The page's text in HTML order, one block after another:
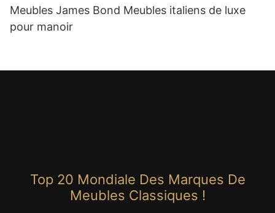
Meubles James Bond Meubles italiens de luxe
pour manoir
Top 20 Mondiale Des Marques De
Meubles Classiques !